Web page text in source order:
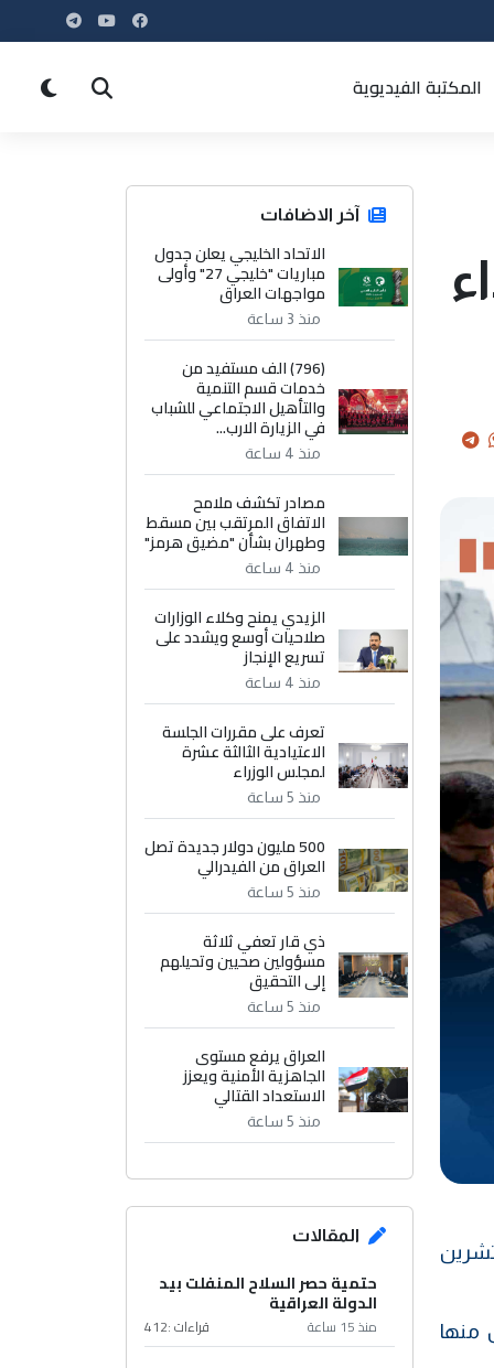
المكتبة الفيديوية
تشرين
منها
آخر الاضافات
الاتحاد الخليجي يعلن جدول
مباريات "خليجي 27" وأولى
مواجهات العراق
منذ 3 ساعة
(796) الف مستفيد من
خدمات قسم التنمية
والتأهيل الاجتماعي للشباب
في الزيارة الارب...
منذ 4 ساعة
مصادر تكشف ملامح
الاتفاق المرتقب بين مسقط
وطهران بشأن "مضيق هرمز"
منذ 4 ساعة
الزيدي يمنح وكلاء الوزارات
صلاحيات أوسع ويشدد على
تسريع الإنجاز
منذ 4 ساعة
تعرف على مقررات الجلسة
الاعتيادية الثالثة عشرة
لمجلس الوزراء
منذ 5 ساعة
500 مليون دولار جديدة تصل
العراق من الفيدرالي
منذ 5 ساعة
ذي قار تعفي ثلاثة
مسؤولين صحيين وتحيلهم
إلى التحقيق
منذ 5 ساعة
العراق يرفع مستوى
الجاهزية الأمنية ويعزز
الاستعداد القتالي
منذ 5 ساعة
المقالات
حتمية حصر السلاح المنفلت بيد
الدولة العراقية
منذ 15 ساعة قراءات :412